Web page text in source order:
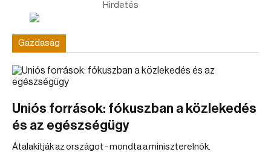
Hirdetés
Gazdaság
Uniós források: fókuszban a közlekedés
és az egészségügy
Átalakítják az országot - mondta a miniszterelnök.